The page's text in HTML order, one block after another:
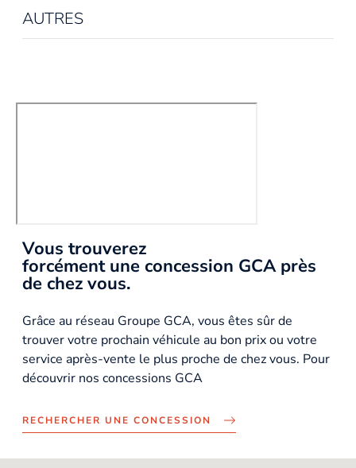
AUTRES
Vous trouverez
forcément une concession GCA près
de chez vous.
Grâce au réseau Groupe GCA, vous êtes sûr de
trouver votre prochain véhicule au bon prix ou votre
service après-vente le plus proche de chez vous. Pour
découvrir nos concessions GCA
RECHERCHER UNE CONCESSION